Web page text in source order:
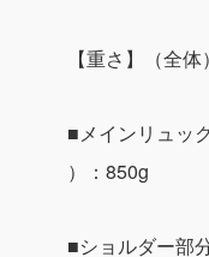
【重さ】（全
■メインリュッ
）：850g
■ショルダー部